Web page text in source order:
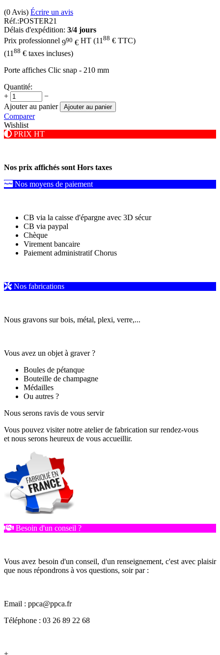
(0 Avis) Écrire un avis
Réf.:POSTER21
Délais d'expédition: 3/4 jours
Prix professionnel 990 € HT (11 88 € TTC)
(11 88 € taxes incluses)
Porte affiches Clic snap - 210 mm
Quantité:
+
−
Ajouter au panier
Ajouter au panier
Comparer
Wishlist
PRIX HT
Nos prix affichés sont Hors taxes
Nos moyens de paiement
CB via la caisse d'épargne avec 3D sécur
CB via paypal
Chèque
Virement bancaire
Paiement administratif Chorus
Nos fabrications
Nous gravons sur bois, métal, plexi, verre,...
Vous avez un objet à graver ?
Boules de pétanque
Bouteille de champagne
Médailles
Ou autres ?
Nous serons ravis de vous servir
Vous pouvez visiter notre atelier de fabrication sur rendez-vous
et nous serons heureux de vous accueillir.
Besoin d'un conseil ?
Vous avez besoin d'un conseil, d'un renseignement, c'est avec plaisir
que nous répondrons à vos questions, soir par :
Email : ppca@ppca.fr
Téléphone : 03 26 89 22 68